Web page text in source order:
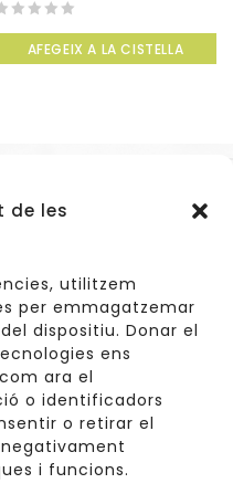
de les
utilitzem
per emmagatzemar
dispositiu. Donar el
ens
ara el
o identificadors
o retirar el
i funcions.
AFEGEIX A LA CISTELLA
Sant Cugat del Vallès
691967537